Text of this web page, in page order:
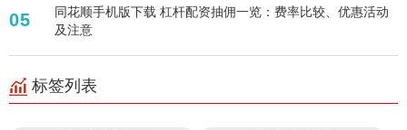
05
同花顺手机版下载 杠杆配资抽佣一览：费率比较、优惠活动
及注意
标签列表